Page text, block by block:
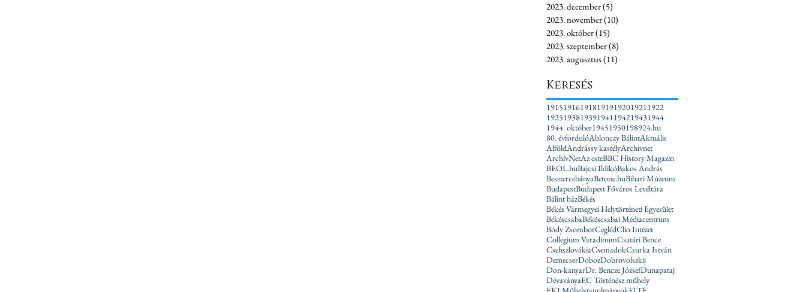
2023. december(5)
2023. november(10)
2023. október(15)
2023. szeptember(8)
2023. augusztus(11)
Keresés
1915191619181919192019211922
1925193819391941194219431944
1944. október19451950198924.hu
80. évfordulóAblonczy BálintAktuális
AlföldAndrássy kastélyArchivnet
ArchívNetAz esteBBC History Magazin
BEOL.huBajcsi IldikóBakos András
BesztercebányaBetone.huBihari Múzeum
BudapestBudapest Főváros Levéltára
Bálint házBékés
Békés Vármegyei Helytörténeti Egyesület
BékéscsabaBékéscsabai Médiacentrum
Bódy ZsomborCeglédClio Intézet
Collegium VaradinumCsatári Bence
CsehszlovákiaCsemadokCsurka István
DemecserDobozDobrovolszkij
Don-kanyarDr. Bencze JózsefDunapataj
DévaványaEC Történész műhely